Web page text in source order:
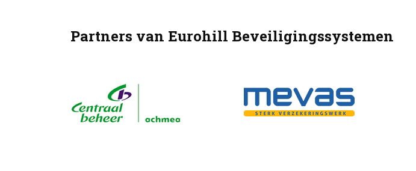
Partners van Eurohill Beveiligingssystemen